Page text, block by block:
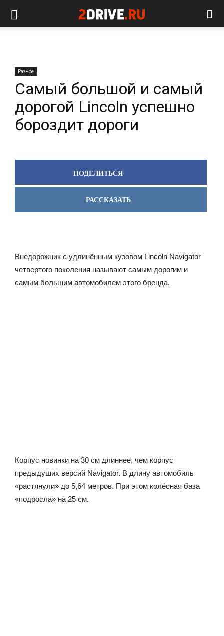
Разное
Самый большой и самый
дорогой Lincoln успешно
бороздит дороги
ПОДЕЛИТЬСЯ
РАССКАЗАТЬ
Внедорожник с удлинённым кузовом Lincoln Navigator
четвертого поколения называют самым дорогим и
самым большим автомобилем этого бренда.
Корпус новинки на 30 см длиннее, чем корпус
предыдуших версий Navigator. В длину автомобиль
«растянули» до 5,64 метров. При этом колёсная база
«подросла» на 25 см.